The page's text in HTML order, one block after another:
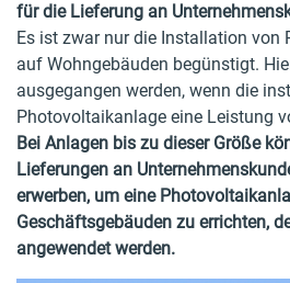
für die Lieferung an
Es ist zwar nur die Installation von
auf Wohngebäuden begünstigt.
ausgegangen werden, wenn die
Photovoltaikanlage eine Leistung
Bei Anlagen bis zu dieser Größe
Lieferungen an
erwerben, um eine
Geschäftsgebäuden zu errichten,
angewendet werden.